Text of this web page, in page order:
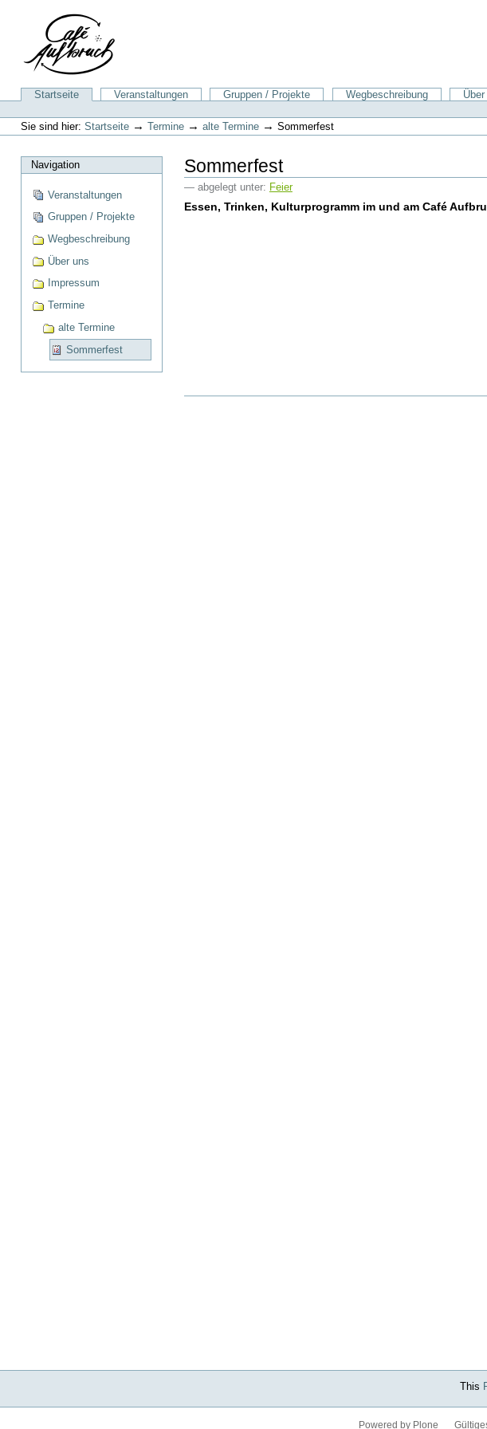
Navigation
SektionenStartseite Veranstaltungen Gruppen / Projekte Wegbeschreibung
Benutzerspezifische
Werkzeuge
Sie sind hier: Startseite → Termine → alte Termine → Sommerfest
Navigation
Veranstaltungen
Gruppen / Projekte
Wegbeschreibung
Über uns
Impressum
Termine
alte Termine
Sommerfest
Sommerfest
— abgelegt unter: Feier
Essen, Trinken, Kulturprogramm im und am Café
This
Powered by Plone